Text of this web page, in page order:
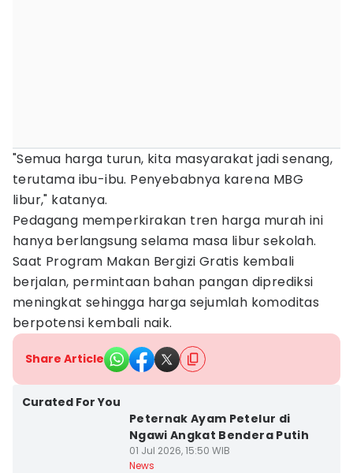
"Semua harga turun, kita masyarakat jadi senang,
terutama ibu-ibu. Penyebabnya karena MBG
libur," katanya.
Pedagang memperkirakan tren harga murah ini
hanya berlangsung selama masa libur sekolah.
Saat Program Makan Bergizi Gratis kembali
berjalan, permintaan bahan pangan diprediksi
meningkat sehingga harga sejumlah komoditas
berpotensi kembali naik.
Share Article
Curated For You
Peternak Ayam Petelur di
Ngawi Angkat Bendera Putih
01 Jul 2026, 15:50 WIB
News